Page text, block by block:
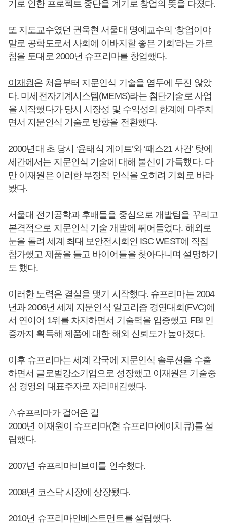
기로 인한 프로젝트 중단을 계기로 창업의 뜻을 다졌다.
또 지도교수였던 권욱현 서울대 명예교수의 ‘창업이야
말로 공학도로서 사회에 이바지할 좋은 기회’라는 가르
침을 토대로 2000년 슈프리마를 창업했다.
이재원은 처음부터 지문인식 기술을 염두에 두진 않았
다. 미세전자기계시스템(MEMS)라는 첨단기술로 사업
을 시작했다가 당시 시장성 및 수익성의 한계에 마주치
면서 지문인식 기술로 방향을 전환했다.
2000년대 초 당시 ‘윤태식 게이트’와 ‘패스21 사건’ 탓에
세간에서는 지문인식 기술에 대해 불신이 가득했다. 다
만 이재원 은 이러한 부정적 인식을 오히려 기회로 바라
봤다.
서울대 전기공학과 후배들을 중심으로 개발팀을 꾸리고
본격적으로 지문인식 기술 개발에 뛰어들었다. 해외로
눈을 돌려 세계 최대 보안전시회인 ISC WEST에 직접
참가했고 제품을 들고 바이어들을 찾아다니며 설명하기
도 했다.
이러한 노력은 결실을 맺기 시작했다. 슈프리마는 2004
년과 2006년 세계 지문인식 알고리즘 경연대회(FVC)에
서 연이어 1위를 차지하면서 기술력을 입증했고 FBI 인
증까지 획득해 제품에 대한 해외 신뢰도가 높아졌다.
이후 슈프리마는 세계 각국에 지문인식 솔루션을 수출
하면서 글로벌강소기업으로 성장했고 이재원은 기술중
심 경영의 대표주자로 자리매김했다.
△슈프리마가 걸어온 길
2000년 이재원이 슈프리마(현 슈프리마에이치큐)를 설
립했다.
2007년 슈프리마비브이를 인수했다.
2008년 코스닥 시장에 상장됐다.
2010년 슈프리마인베스트먼트를 설립했다.